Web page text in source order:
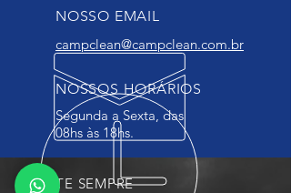
NOSSO EMAIL
campclean@campclean.com.br
NOSSOS HORÁRIOS
Segunda a Sexta, das
08hs às 18hs.
VOLTE SEMPRE